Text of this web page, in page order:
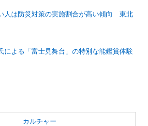
人は防災対策の実施割合が高い傾向 東北
による「富士見舞台」の特別な能鑑賞体験
カルチャー